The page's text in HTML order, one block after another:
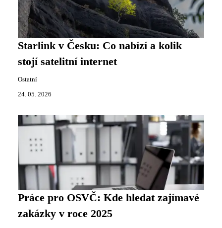
Starlink v Česku: Co nabízí a kolik
stojí satelitní internet
Ostatní
24. 05. 2026
Práce pro OSVČ: Kde hledat zajímavé
zakázky v roce 2025